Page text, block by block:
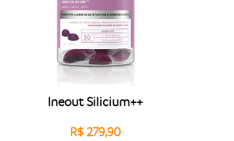
Ineout Silicium++
R$ 279,90